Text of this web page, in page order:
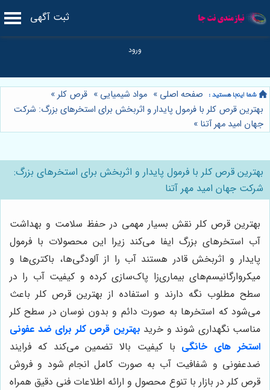
ثبت آگهی
صفحه اصلی » مواد شیمیایی » قرص کلر»
بهترین قرص کلر با فرمول پایدار و اثربخش برای استخرهای بزرگ: شرکت
جهان امید مهر آتنا »
بهترین قرص کلر با فرمول پایدار و اثربخش برای استخرهای بزرگ:
شرکت جهان امید مهر آتنا
بهترین قرص کلر نقش بسیار مهمی در حفظ سلامت و بهداشت
آب استخرهای بزرگ ایفا می‌کند زیرا این محصولات با فرمول
پایدار و اثربخش قادر هستند آب را از آلودگی‌ها، باکتری‌ها و
میکروارگانیسم‌های بیماری‌زا پاک‌سازی کرده و کیفیت آب را در
سطح مطلوب نگه دارند و استفاده از بهترین قرص کلر باعث
می‌شود که استخرها به صورت دائم و بدون نوسان در سطح کلر
مناسب نگهداری شوند و خرید بهترین قرص کلر برای ضد عفونی
استخر های خانگی با کیفیت بالا تضمین می‌کند که فرایند
ضدعفونی و شفافیت آب به صورت کامل انجام شود و فروش
قرص کلر در بازار با تنوع محصول و ارائه اطلاعات فنی دقیق همراه